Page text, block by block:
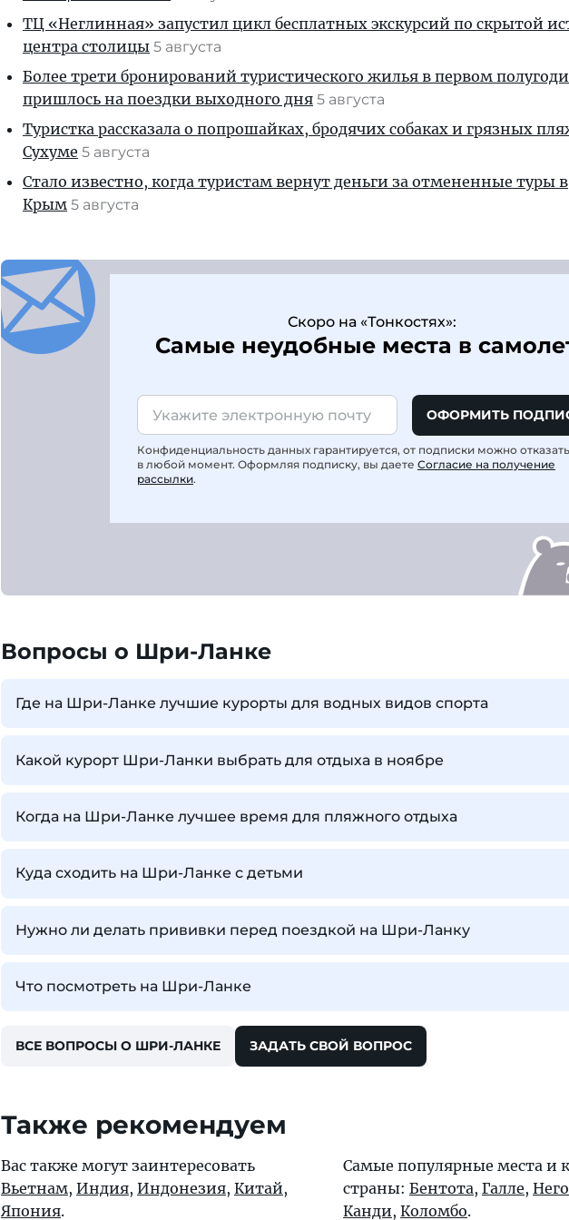
ТЦ «Неглинная» запустил цикл бесплатных экскурсий по скрытой
центра столицы 5 августа
Более трети бронирований туристического жилья в первом
пришлось на поездки выходного дня 5 августа
Туристка рассказала о попрошайках, бродячих собаках и грязных
Сухуме 5 августа
Стало известно, когда туристам вернут деньги за отмененные туры в
Крым 5 августа
Скоро на «Тонкостях»:
Самые неудобные места в
ОФОРМИТЬ
Конфиденциальность данных гарантируется, от подписки можно
в любой момент. Оформляя подписку, вы даете Согласие на получение
рассылки.
Вопросы о Шри-Ланке
Где на Шри-Ланке лучшие курорты для водных видов спорта
Какой курорт Шри-Ланки выбрать для отдыха в ноябре
Когда на Шри-Ланке лучшее время для пляжного отдыха
Куда сходить на Шри-Ланке с детьми
Нужно ли делать прививки перед поездкой на Шри-Ланку
Что посмотреть на Шри-Ланке
ВСЕ ВОПРОСЫ О ШРИ-ЛАНКЕ ЗАДАТЬ СВОЙ ВОПРОС
Также рекомендуем
Вас также могут заинтересовать
Вьетнам, Индия, Индонезия, Китай,
Япония.
Самые популярные места и
страны: Бентота, Галле,
Канди, Коломбо.